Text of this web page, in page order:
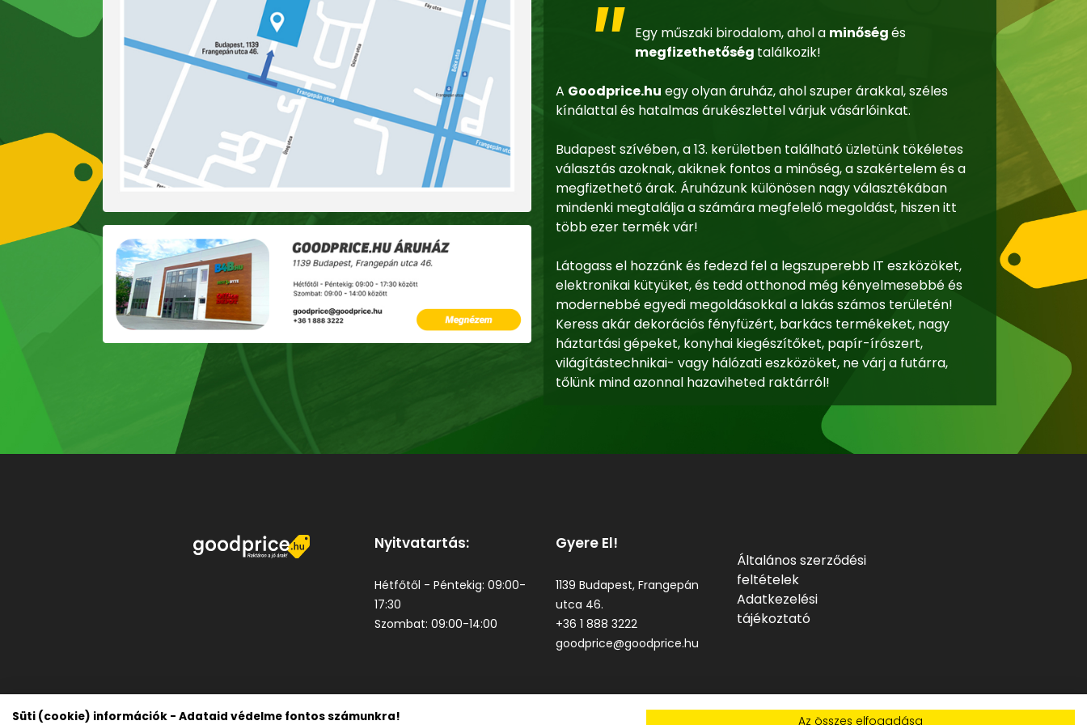
Egy műszaki birodalom, ahol a minőségés
megfizethetőség találkozik!
A Goodprice.hu egy olyan áruház, ahol szuper árakkal, széles
kínálattal és hatalmas árukészlettel várjuk vásárlóinkat.
Budapest szívében, a 13. kerületben található üzletünk tökéletes
választás azoknak, akiknek fontos a minőség, a szakértelem és a
megfizethető árak. Áruházunk különösen nagy választékában
mindenki megtalálja a számára megfelelő megoldást, hiszen itt
több ezer termék vár!
Látogass el hozzánk és fedezd fel a legszuperebb IT eszközöket,
elektronikai kütyüket, és tedd otthonod még kényelmesebbé és
modernebbé egyedi megoldásokkal a lakás számos területén!
Keress akár dekorációs fényfüzért, barkács termékeket, nagy
háztartási gépeket, konyhai kiegészítőket, papír-írószert,
világítástechnikai- vagy hálózati eszközöket, ne várj a futárra,
tőlünk mind azonnal hazaviheted raktárról!
Nyitvatartás:
Hétfőtől - Péntekig: 09:00-
17:30
Szombat: 09:00-14:00
Gyere El!
1139 Budapest, Frangepán
utca 46.
+36 1 888 3222
goodprice@goodprice.hu
Általános szerződési
feltételek
Adatkezelési
tájékoztató
Süti (cookie) információk - Adataid védelme fontos számunkra! Az összes elfogadása